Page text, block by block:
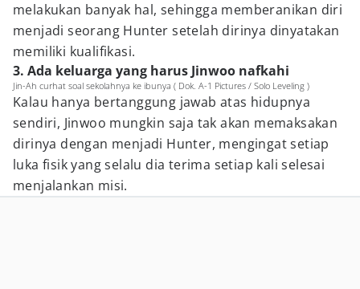
melakukan banyak hal, sehingga memberanikan diri
menjadi seorang Hunter setelah dirinya dinyatakan
memiliki kualifikasi.
3. Ada keluarga yang harus Jinwoo nafkahi
Jin-Ah curhat soal sekolahnya ke ibunya ( Dok. A-1 Pictures / Solo Leveling )
Kalau hanya bertanggung jawab atas hidupnya
sendiri, Jinwoo mungkin saja tak akan memaksakan
dirinya dengan menjadi Hunter, mengingat setiap
luka fisik yang selalu dia terima setiap kali selesai
menjalankan misi.